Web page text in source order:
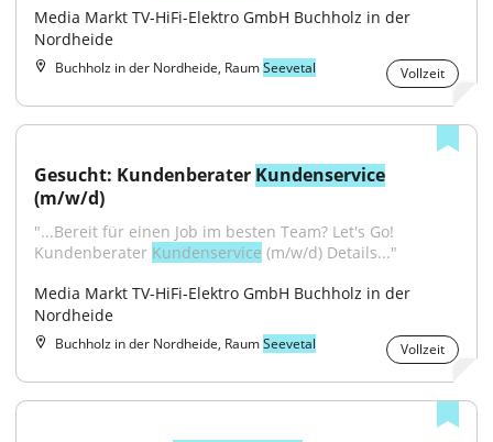
Media Markt TV-HiFi-Elektro GmbH Buchholz in der
Nordheide
Buchholz in der Nordheide, RaumSeevetal Vollzeit
Gesucht: Kundenberater Kundenservice
(m/w/d)
"...Bereit für einen Job im besten Team? Let's Go!
Kundenberater Kundenservice (m/w/d) Details..."
Media Markt TV-HiFi-Elektro GmbH Buchholz in der
Nordheide
Buchholz in der Nordheide, RaumSeevetal Vollzeit